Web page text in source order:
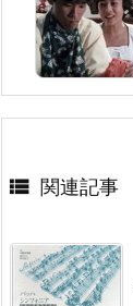
 関連記事